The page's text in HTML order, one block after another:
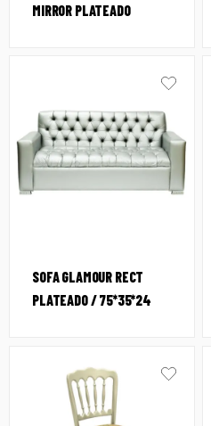
MIRROR PLATEADO
SOFA GLAMOUR RECT
PLATEADO / 75*35*24